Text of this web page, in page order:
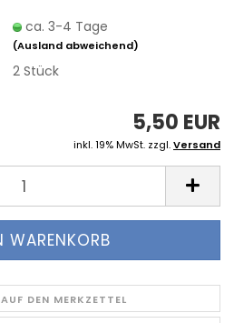
ca. 3-4 Tage
(Ausland abweichend)
2Stück
5,50 EUR
inkl. 19% MwSt. zzgl.Versand
AUF DEN MERKZETTEL